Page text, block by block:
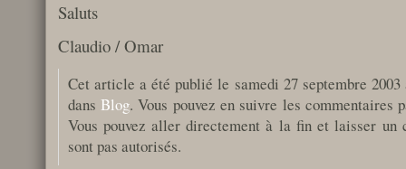
Saluts
Claudio / Omar
Cet article a été publié le samedi 27 septembre
dans Blog. Vous pouvez en suivre les
Vous pouvez aller directement à la fin et laisser un
sont pas autorisés.